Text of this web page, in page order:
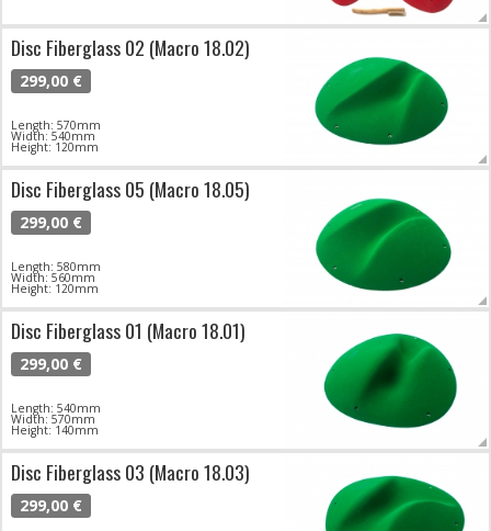
Disc Fiberglass 02 (Macro 18.02)
299,00 €
Length: 570mm
Width: 540mm
Height: 120mm
Disc Fiberglass 05 (Macro 18.05)
299,00 €
Length: 580mm
Width: 560mm
Height: 120mm
Disc Fiberglass 01 (Macro 18.01)
299,00 €
Length: 540mm
Width: 570mm
Height: 140mm
Disc Fiberglass 03 (Macro 18.03)
299,00 €